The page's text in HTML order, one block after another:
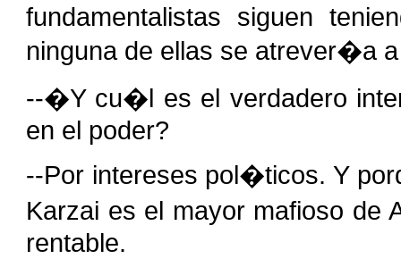
fundamentalistas siguen
ninguna de ellas se atrever�a
--�Y cu�l es el verdadero
en el poder?
--Por intereses pol�ticos. Y
Karzai es el mayor mafioso
rentable.